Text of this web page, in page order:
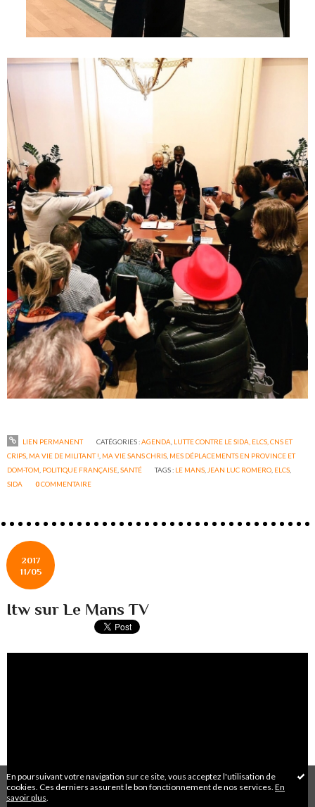
En poursuivant votre navigation sur ce site, vous acceptez l'utilisation de
cookies. Ces derniers assurent le bon fonctionnement de nos services. En
savoir plus
LIEN PERMANENT CATÉGORIES :AGENDA LUTTE CONTRE LE SIDA, ELCS, CNS ET
CRIPS MA VIE DE MILITANT ! MA VIE SANS CHRIS MES DÉPLACEMENTS EN PROVINCE ET
DOM-TOM POLITIQUE FRANÇAISE ,SANTÉ TAGS : LE MANS JEAN LUC ROMERO ELCS
SIDA
0COMMENTAIRE
2017
11/05
Itw sur Le Mans TV